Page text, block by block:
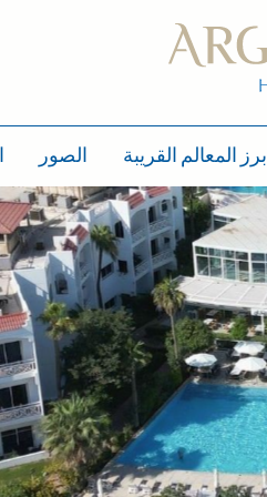
أبرز المعالم القريبة الصور